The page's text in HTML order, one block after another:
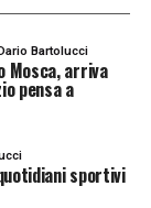
Bartolucci
Mosca, arriva
pensa a
sportivi